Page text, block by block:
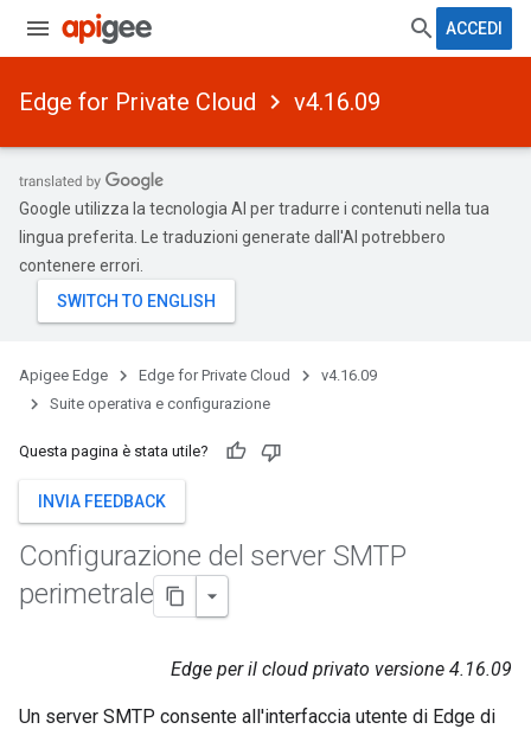
ACCEDI
Edge for Private Cloud v4.16.09
Google utilizza la tecnologia AI per tradurre i contenuti nella tua
lingua preferita. Le traduzioni generate dall'AI potrebbero
contenere errori.
Apigee Edge Edge for Private Cloud
v4.16.09
Suite operativa e configurazione
Questa pagina è stata utile?
INVIA FEEDBACK
Configurazione del server SMTP
perimetrale
Edge per il cloud privato versione 4.16.09
Un server SMTP consente all'interfaccia utente di Edge di